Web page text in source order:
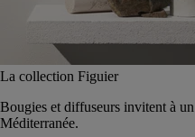
La collection Figuier
Bougies et diffuseurs invitent à
Méditerranée.